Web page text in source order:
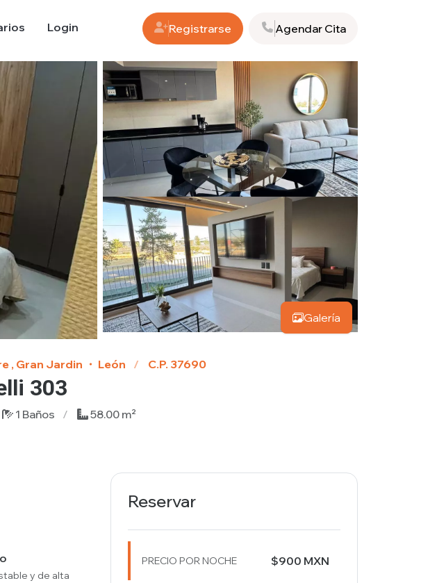
Registrarse Agendar Cita
Login
Galería
, Gran Jardin ・ León C.P. 37690
303
1 Baños 58.00 m²
y de alta
Reservar
PRECIO POR NOCHE $900 MXN